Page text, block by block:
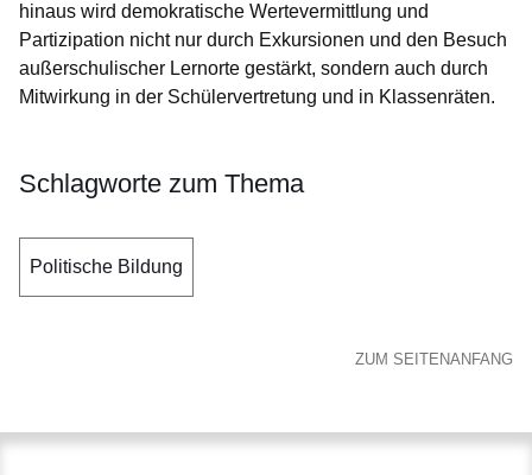
hinaus wird demokratische Wertevermittlung und
Partizipation nicht nur durch Exkursionen und den Besuch
außerschulischer Lernorte gestärkt, sondern auch durch
Mitwirkung in der Schülervertretung und in Klassenräten.
Schlagworte zum Thema
Politische Bildung
ZUM SEITENANFANG